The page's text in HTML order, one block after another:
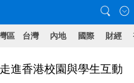
區 台灣 內地 國際 財經
進香港校園與學生互動